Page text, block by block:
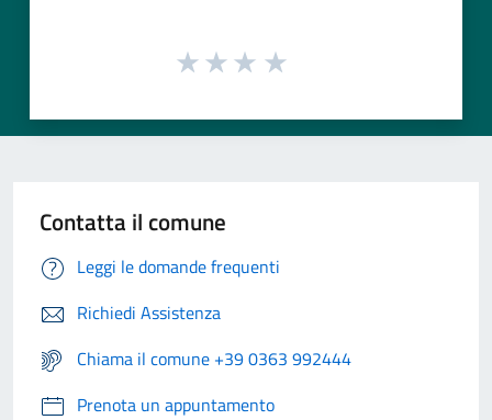
Contatta il comune
Leggi le domande frequenti
Richiedi Assistenza
Chiama il comune +39 0363 992444
Prenota un appuntamento